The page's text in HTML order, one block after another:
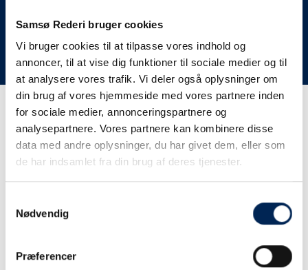
Samsø Rederi bruger cookies
Vi bruger cookies til at tilpasse vores indhold og
annoncer, til at vise dig funktioner til sociale medier og til
at analysere vores trafik. Vi deler også oplysninger om
din brug af vores hjemmeside med vores partnere inden
for sociale medier, annonceringspartnere og
analysepartnere. Vores partnere kan kombinere disse
data med andre oplysninger, du har givet dem, eller som
de har indsamlet fra din brug af deres tjenester.
Nødvendig
Præferencer
her på siden og ikke ringe eller skrive til os, da vi ikke
har mere at fortælle end I kan læse her.
Vi takker for jeres forståelse.
Få trafikinformation på
sms
tjekke vores hjemmeside eller ringe til os.